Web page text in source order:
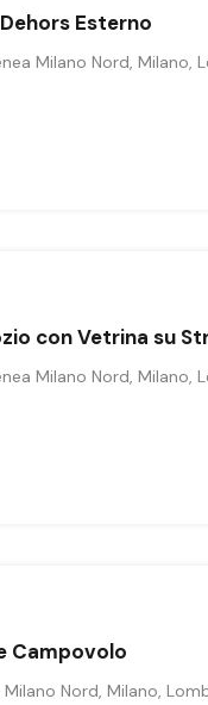
Esterno
Milano Nord, Milano,
con Vetrina su
Milano Nord, Milano,
Campovolo
Nord, Milano,